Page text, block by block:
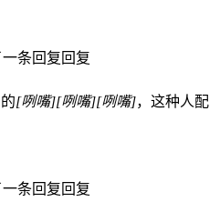
条回复回复
[咧嘴][咧嘴][咧嘴]，这种人配
条回复回复